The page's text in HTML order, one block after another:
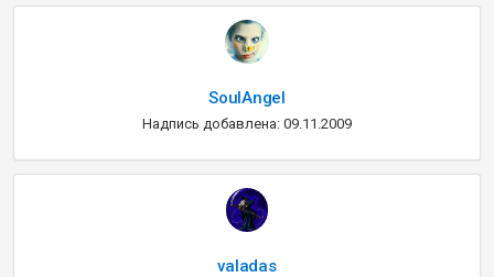
SoulAngel
Надпись добавлена: 09.11.2009
valadas